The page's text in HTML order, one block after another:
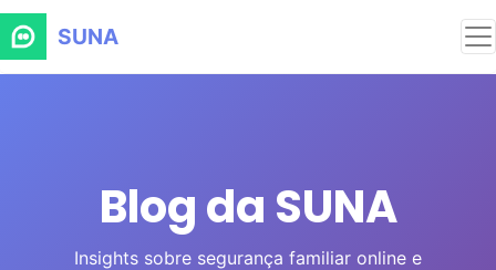
SUNA
Blog da SUNA
Insights sobre segurança familiar online e